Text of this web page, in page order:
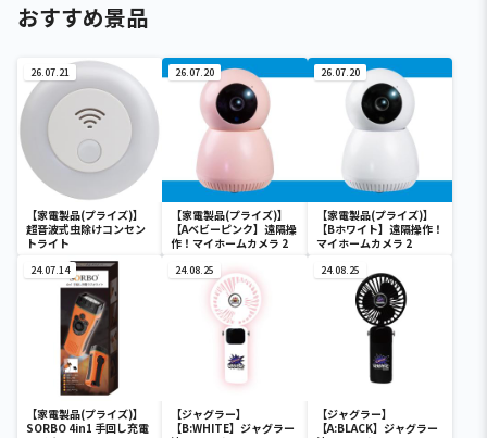
おすすめ景品
26.07.21
【家電製品(プライズ)】
超音波式虫除けコンセン
トライト
26.07.20
【家電製品(プライズ)】
【Aベビーピンク】遠隔操
作！マイホームカメラ 2
26.07.20
【家電製品(プライズ)】
【Bホワイト】遠隔操作！
マイホームカメラ 2
24.07.14
【家電製品(プライズ)】
SORBO 4in1 手回し充電
24.08.25
【ジャグラー】
【B:WHITE】ジャグラー
24.08.25
【ジャグラー】
【A:BLACK】ジャグラー